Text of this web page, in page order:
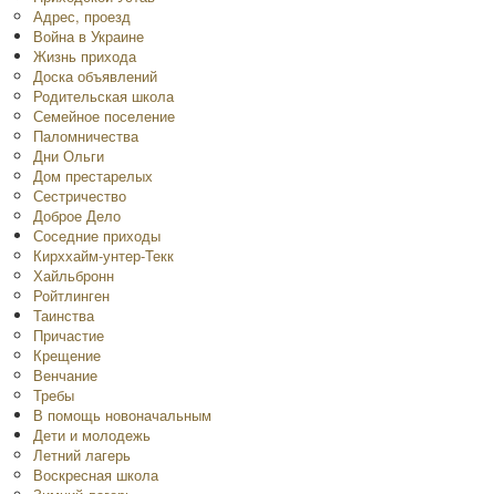
Адрес, проезд
Война в Украине
Жизнь прихода
Доска объявлений
Родительская школа
Семейное поселение
Паломничества
Дни Ольги
Дом престарелых
Сестричество
Доброе Дело
Соседние приходы
Кирххайм-унтер-Текк
Хайльбронн
Ройтлинген
Таинства
Причастие
Крещение
Венчание
Требы
В помощь новоначальным
Дети и молодежь
Летний лагерь
Воскресная школа